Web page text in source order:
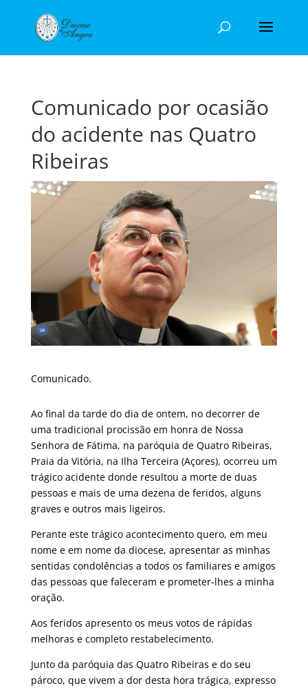
Comunicado por ocasião
do acidente nas Quatro
Ribeiras
Comunicado.
Ao final da tarde do dia de ontem, no decorrer de
uma tradicional procissão em honra de Nossa
Senhora de Fátima, na paróquia de Quatro Ribeiras,
Praia da Vitória, na Ilha Terceira (Açores), ocorreu um
trágico acidente donde resultou a morte de duas
pessoas e mais de uma dezena de feridos, alguns
graves e outros mais ligeiros.
Perante este trágico acontecimento quero, em meu
nome e em nome da diocese, apresentar as minhas
sentidas condolências a todos os familiares e amigos
das pessoas que faleceram e prometer-lhes a minha
oração.
Aos feridos apresento os meus votos de rápidas
melhoras e completo restabelecimento.
Junto da paróquia das Quatro Ribeiras e do seu
pároco, que vivem a dor desta hora trágica, expresso